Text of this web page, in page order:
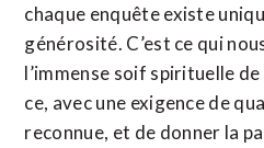
chaque enquête existe
générosité. C’est ce qui
l’immense soif spirituelle
ce, avec une exigence de
reconnue, et de donner la